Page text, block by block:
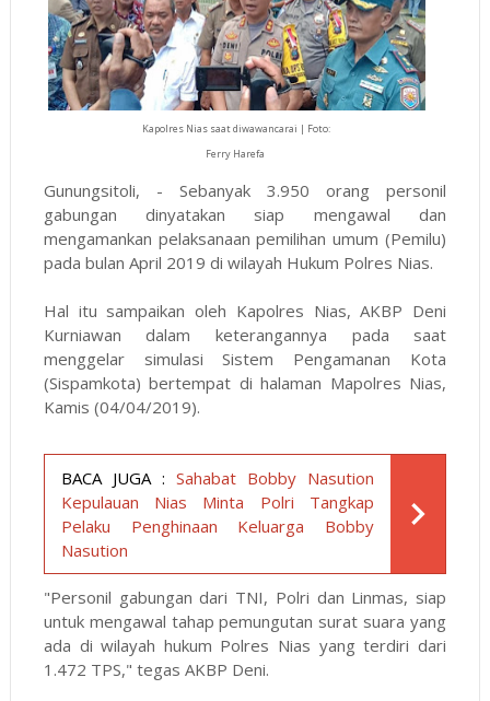
Kapolres Nias saat diwawancarai | Foto:
Ferry Harefa
Gunungsitoli, - Sebanyak 3.950 orang personil
gabungan dinyatakan siap mengawal dan
mengamankan pelaksanaan pemilihan umum (Pemilu)
pada bulan April 2019 di wilayah Hukum Polres Nias.
Hal itu sampaikan oleh Kapolres Nias, AKBP Deni
Kurniawan dalam keterangannya pada saat
menggelar simulasi Sistem Pengamanan Kota
(Sispamkota) bertempat di halaman Mapolres Nias,
Kamis (04/04/2019).
BACA JUGA : Sahabat Bobby Nasution
Kepulauan Nias Minta Polri Tangkap
Pelaku Penghinaan Keluarga Bobby
Nasution
"Personil gabungan dari TNI, Polri dan Linmas, siap
untuk mengawal tahap pemungutan surat suara yang
ada di wilayah hukum Polres Nias yang terdiri dari
1.472 TPS," tegas AKBP Deni.